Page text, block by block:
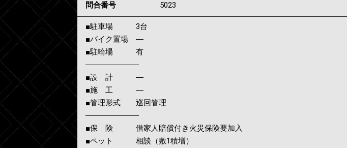
問合番号 5023
■駐車場 3台
■バイク置場 ―
■駐輪場 有
―――――――
■設 計 ―
■施 工 ―
■管理形式 巡回管理
―――――――
■保 険 借家人賠償付き火災保険要加入
■ペット 相談（敷1積増）